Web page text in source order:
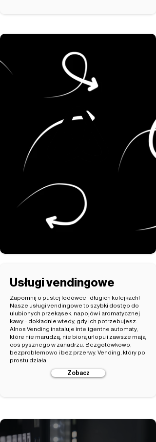
Usługi vendingowe
Zapomnij o pustej lodówce i długich kolejkach!
Nasze usługi vendingowe to szybki dostęp do
ulubionych przekąsek, napojów i aromatycznej
kawy – dokładnie wtedy, gdy ich potrzebujesz.
Alnos Vending instaluje inteligentne automaty,
które nie marudzą, nie biorą urlopu i zawsze mają
coś pysznego w zanadrzu. Bezgotówkowo,
bezproblemowo i bez przerwy. Vending, który po
prostu działa.
Zobacz